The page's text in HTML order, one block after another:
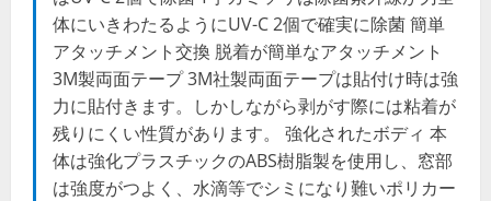
体にいきわたるようにUV-C 2個で確実に除菌 簡単
アタッチメント交換 脱着が簡単なアタッチメント
3M製両面テープ 3M社製両面テープは貼付け時は強
力に貼付きます。しかしながら剥がす際には粘着が
残りにくい性質があります。 強化されたボディ 本
体は強化プラスチックのABS樹脂製を使用し、窓部
は強度がつよく、水滴等でシミになり難いポリカー